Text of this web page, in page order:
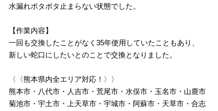
水漏れポタポタ止まらない状態でした。
【作業内容】
一回も交換したことがなく35年使用していたこともあり、
新しい蛇口にしたいとのことで交換となりました。
〈〈熊本県内全エリア対応！〉〉
熊本市・八代市・人吉市・荒尾市・水俣市・玉名市・山鹿市
菊池市・宇土市・上天草市・宇城市・阿蘇市・天草市・合志